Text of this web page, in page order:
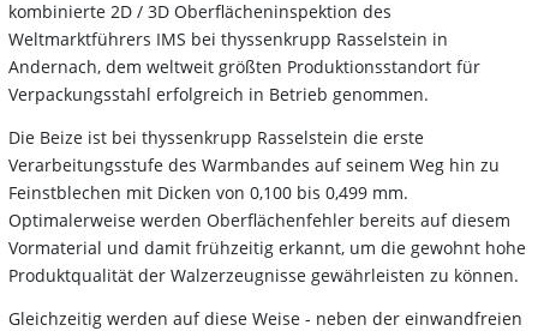
kombinierte 2D / 3D Oberflächeninspektion des
Weltmarktführers IMS bei thyssenkrupp Rasselstein in
Andernach, dem weltweit größten Produktionsstandort für
Verpackungsstahl erfolgreich in Betrieb genommen.
Die Beize ist bei thyssenkrupp Rasselstein die erste
Verarbeitungsstufe des Warmbandes auf seinem Weg hin zu
Feinstblechen mit Dicken von 0,100 bis 0,499 mm.
Optimalerweise werden Oberflächenfehler bereits auf diesem
Vormaterial und damit frühzeitig erkannt, um die gewohnt hohe
Produktqualität der Walzerzeugnisse gewährleisten zu können.
Gleichzeitig werden auf diese Weise - neben der einwandfreien